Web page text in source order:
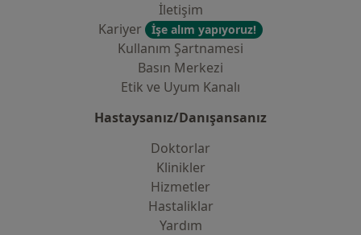
İletişim
Kariyer
İşe alım yapıyoruz!
Kullanım Şartnamesi
Basın Merkezi
Etik ve Uyum Kanalı
Hastaysanız/Danışansanız
Doktorlar
Klinikler
Hizmetler
Hastaliklar
Yardım